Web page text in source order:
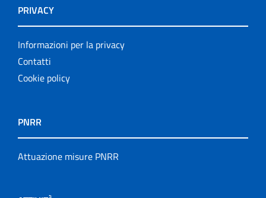
PRIVACY
Informazioni per la privacy
Contatti
Cookie policy
PNRR
Attuazione misure PNRR